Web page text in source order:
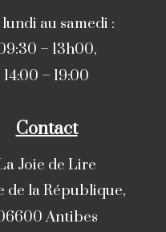
au samedi :
– 13h00,
14:00 – 19:00
Contact
Joie de Lire
de la République,
Antibes